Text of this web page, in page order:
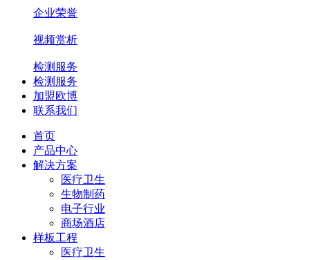
企业荣誉
视频赏析
检测服务
检测服务
加盟欧博
联系我们
首页
产品中心
解决方案
医疗卫生
生物制药
电子行业
商场酒店
样板工程
医疗卫生